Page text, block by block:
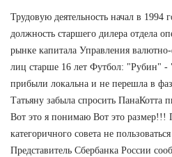
Трудовую деятельность начал в 1994
должность старшего дилера отдела
рынке капитала Управления
лиц старше 16 лет Футбол: "Рубин"
прибыли локальна и не перешла в
Татьяну забыла спросить ПанаКотта
Вот это я понимаю Вот это размер!!!
категоричного совета не
Представитель Сбербанка России